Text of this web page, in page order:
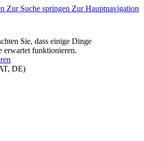
Zur Suche springen Zur Hauptnavigation
Sie, dass einige Dinge
erwartet funktionieren.
DE)